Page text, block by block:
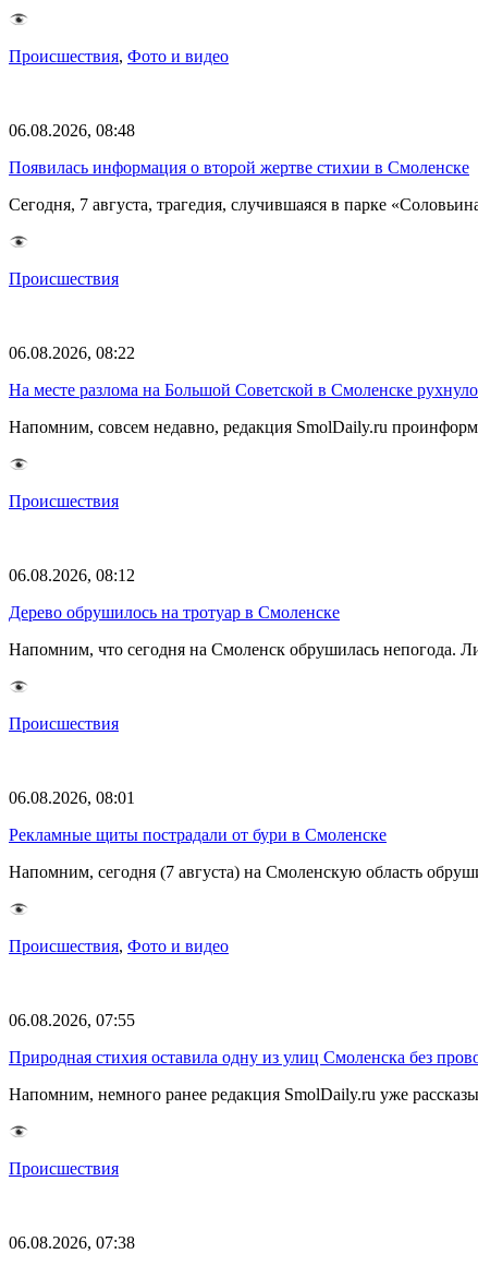
Происшествия, Фото и видео
06.08.2026, 08:48
Появилась информация о второй жертве стихии в Смоленске
Сегодня, 7 августа, трагедия, случившаяся в парке
Происшествия
06.08.2026, 08:22
На месте разлома на Большой Советской в Смоленске
Напомним, совсем недавно, редакция SmolDaily.ru
Происшествия
06.08.2026, 08:12
Дерево обрушилось на тротуар в Смоленске
Напомним, что сегодня на Смоленск обрушилась непогода.
Происшествия
06.08.2026, 08:01
Рекламные щиты пострадали от бури в Смоленске
Напомним, сегодня (7 августа) на Смоленскую область
Происшествия, Фото и видео
06.08.2026, 07:55
Природная стихия оставила одну из улиц Смоленска без
Напомним, немного ранее редакция SmolDaily.ru уже
Происшествия
06.08.2026, 07:38